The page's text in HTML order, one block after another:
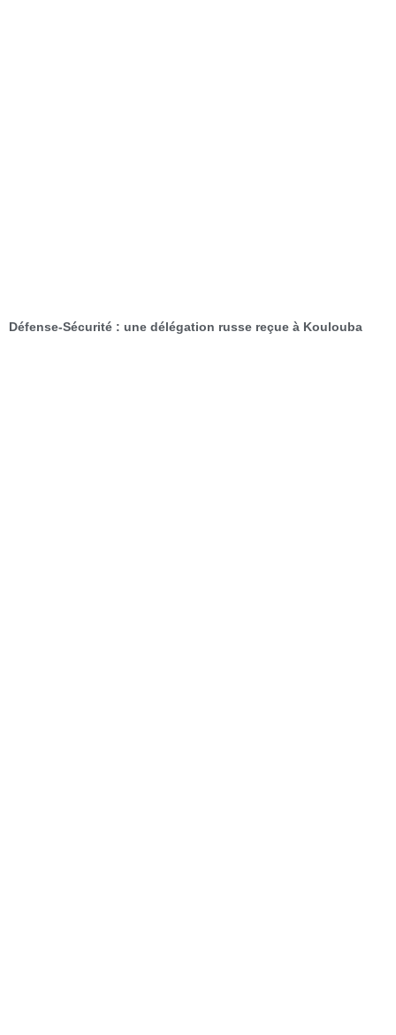
Défense-Sécurité : une délégation russe reçue à Koulouba